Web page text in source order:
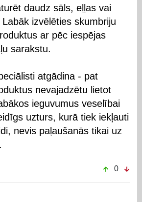
daudz sāls, eļļas vai
izvēlēties skumbriju
ar pēc iespējas
sarakstu.
atgādina - pat
nevajadzētu lietot
ieguvumus veselībai
uzturs, kurā tiek iekļauti
nevis paļaušanās tikai uz
0